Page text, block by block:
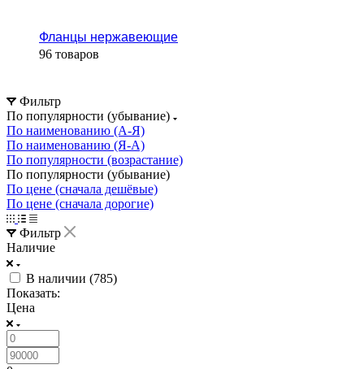
Фланцы нержавеющие
96 товаров
Фильтр
По популярности (убывание)
По наименованию (А-Я)
По наименованию (Я-А)
По популярности (возрастание)
По популярности (убывание)
По цене (сначала дешёвые)
По цене (сначала дорогие)
Фильтр
Наличие
В наличии (785)
Показать:
Цена